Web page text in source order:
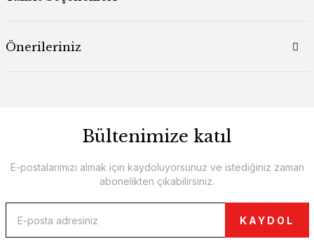
Önerileriniz
Bültenimize katıl
E-postalarımızı almak için kaydoluyorsunuz ve istediğiniz zaman
abonelikten çıkabilirsiniz.
KAYDOL